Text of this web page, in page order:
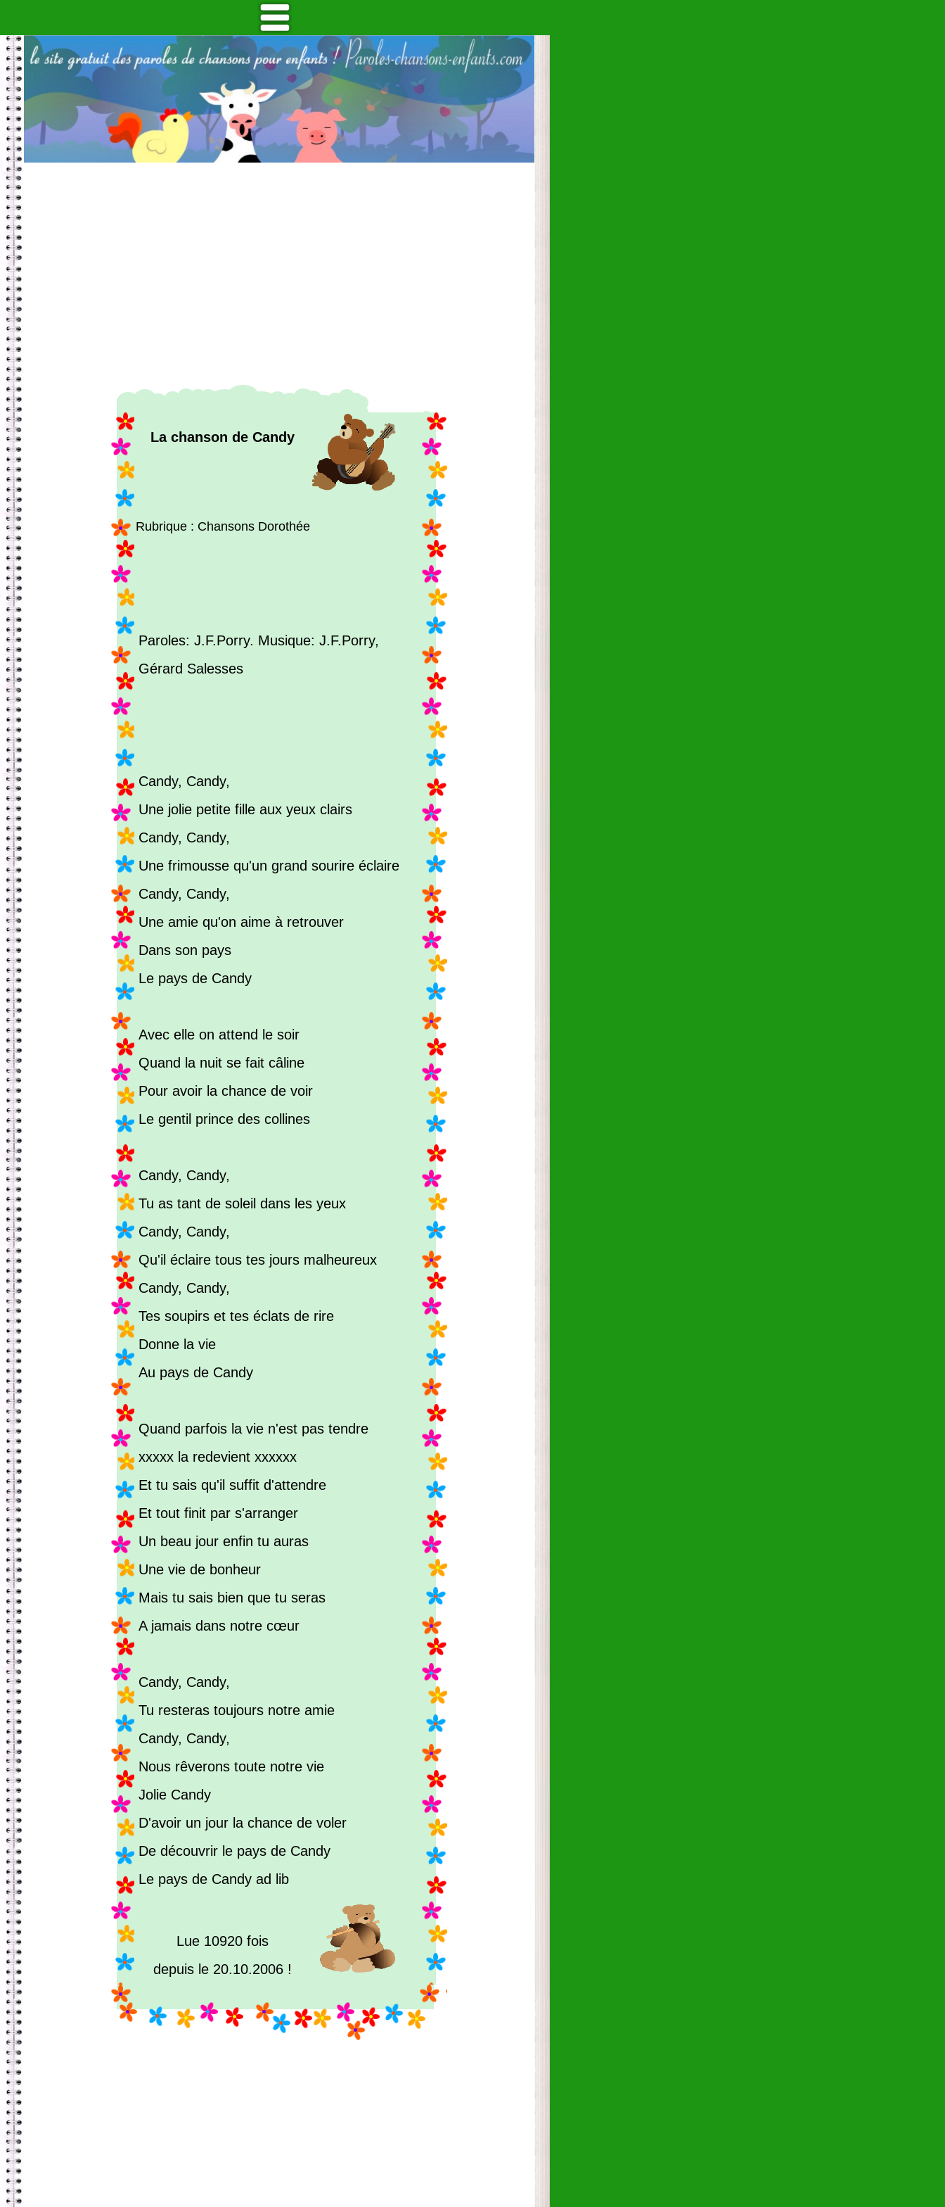
La chanson de Candy
Rubrique : Chansons Dorothée
Paroles: J.F.Porry. Musique: J.F.Porry,
Gérard Salesses
Candy, Candy,
Une jolie petite fille aux yeux clairs
Candy, Candy,
Une frimousse qu'un grand sourire éclaire
Candy, Candy,
Une amie qu'on aime à retrouver
Dans son pays
Le pays de Candy
Avec elle on attend le soir
Quand la nuit se fait câline
Pour avoir la chance de voir
Le gentil prince des collines
Candy, Candy,
Tu as tant de soleil dans les yeux
Candy, Candy,
Qu'il éclaire tous tes jours malheureux
Candy, Candy,
Tes soupirs et tes éclats de rire
Donne la vie
Au pays de Candy
Quand parfois la vie n'est pas tendre
xxxxx la redevient xxxxxx
Et tu sais qu'il suffit d'attendre
Et tout finit par s'arranger
Un beau jour enfin tu auras
Une vie de bonheur
Mais tu sais bien que tu seras
A jamais dans notre cœur
Candy, Candy,
Tu resteras toujours notre amie
Candy, Candy,
Nous rêverons toute notre vie
Jolie Candy
D'avoir un jour la chance de voler
De découvrir le pays de Candy
Le pays de Candy ad lib
Lue 10920 fois
depuis le 20.10.2006 !